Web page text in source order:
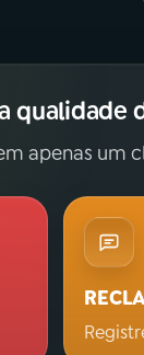
apenas um